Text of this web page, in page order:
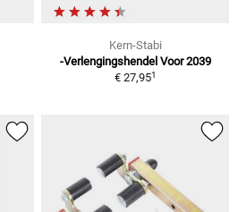
Kern-Stabi
-Verlengingshendel Voor 2039
€ 27,951